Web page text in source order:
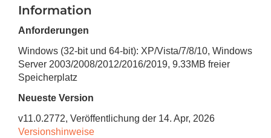
Information
Anforderungen
Windows (32-bit und 64-bit): XP/Vista/7/8/10, Windows
Server 2003/2008/2012/2016/2019, 9.33MB freier
Speicherplatz
Neueste Version
v11.0.2772, Veröffentlichung der 14. Apr, 2026
Versionshinweise